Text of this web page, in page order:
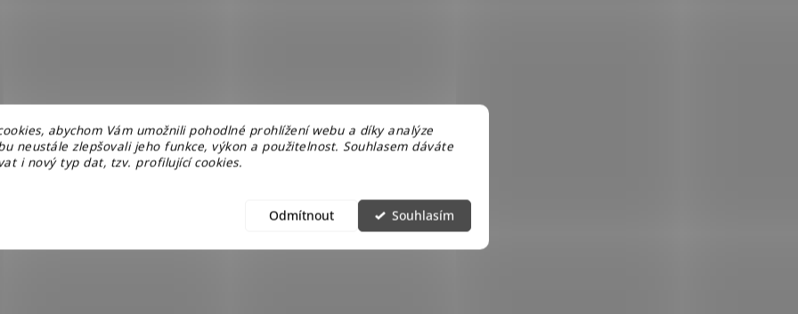
abychom Vám umožnili pohodlné prohlížení webu a díky analýze
neustále zlepšovali jeho funkce, výkon a použitelnost. Souhlasem dáváte
i nový typ dat, tzv. profilující cookies.
Odmítnout Souhlasím